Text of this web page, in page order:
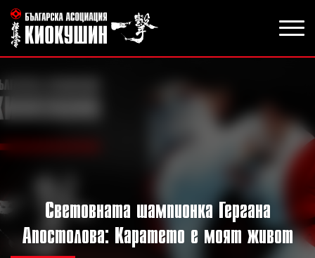
Световната шампионка Гергана
Апостолова: Каратето е моят живот